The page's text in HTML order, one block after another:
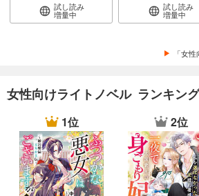
試し読み
増量中
試し読み
増量中
「女
女性向けライトノベル ランキング
1位 2位